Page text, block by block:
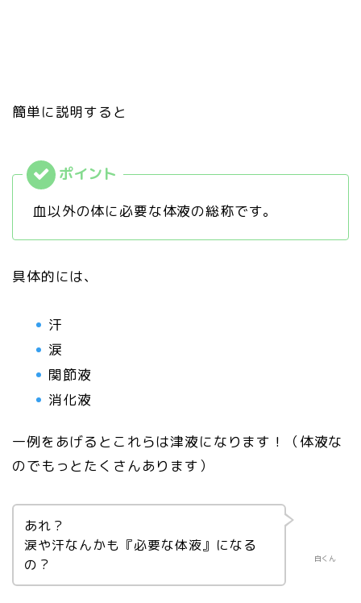
簡単に説明すると
血以外の体に必要な体液の総称です。
具体的には、
汗
涙
関節液
消化液
一例をあげるとこれらは津液になります！（体液な
のでもっとたくさんあります）
白くん
あれ？
涙や汗なんかも『必要な体液』になる
の？